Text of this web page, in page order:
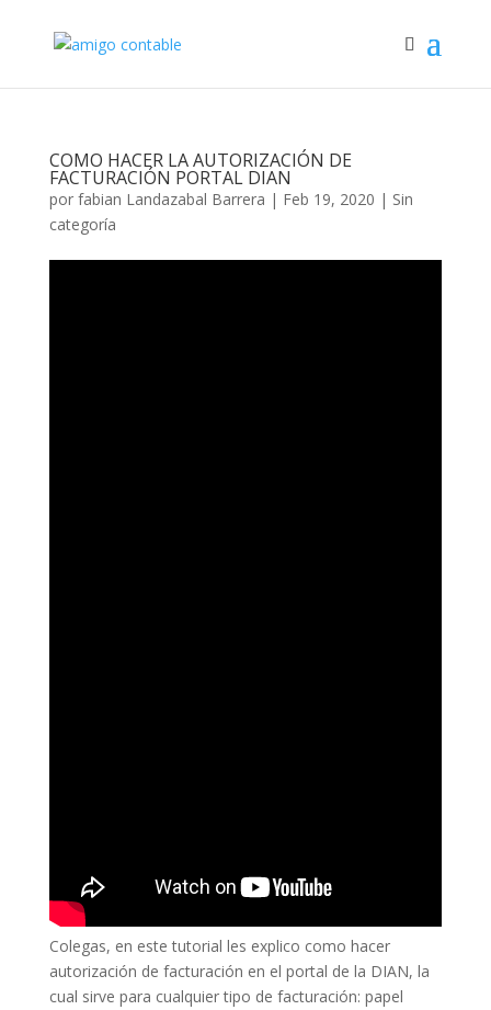
COMO HACER LA AUTORIZACIÓN DE
FACTURACIÓN PORTAL DIAN
por fabian Landazabal Barrera | Feb 19, 2020 | Sin
categoría
Colegas, en este tutorial les explico como hacer
autorización de facturación en el portal de la DIAN, la
cual sirve para cualquier tipo de facturación: papel